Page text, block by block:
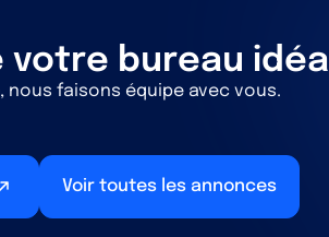
votre bureau idéal
nous faisons équipe avec vous.
Voir toutes les annonces